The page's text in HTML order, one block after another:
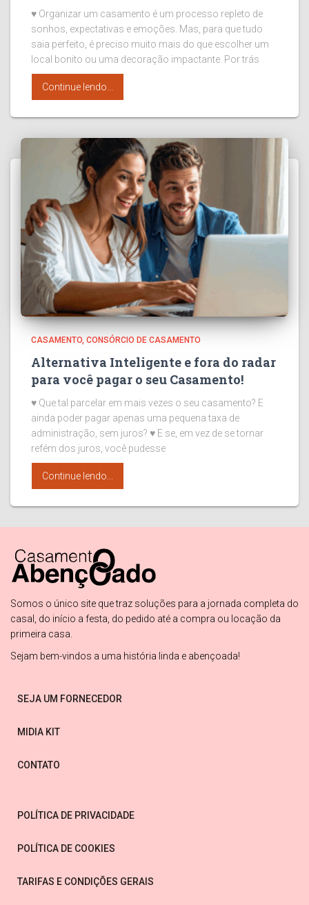
♥ Organizar um casamento é um processo repleto de
sonhos, expectativas e emoções. Mas, para que tudo
saia perfeito, é preciso muito mais do que escolher um
local bonito ou uma decoração impactante. Por trás
Continue lendo...
CASAMENTO CONSÓRCIO DE CASAMENTO
Alternativa Inteligente e fora do radar
para você pagar o seu Casamento!
♥ Que tal parcelar em mais vezes o seu casamento? E
ainda poder pagar apenas uma pequena taxa de
administração, sem juros? ♥ E se, em vez de se tornar
refém dos juros, você pudesse
Continue lendo...
Somos o único site que traz soluções para a jornada completa do
casal, do início a festa, do pedido até a compra ou locação da
primeira casa.
Sejam bem-vindos a uma história linda e abençoada!
SEJA UM FORNECEDOR
MIDIA KIT
CONTATO
POLÍTICA DE PRIVACIDADE
POLÍTICA DE COOKIES
TARIFAS E CONDIÇÕES GERAIS